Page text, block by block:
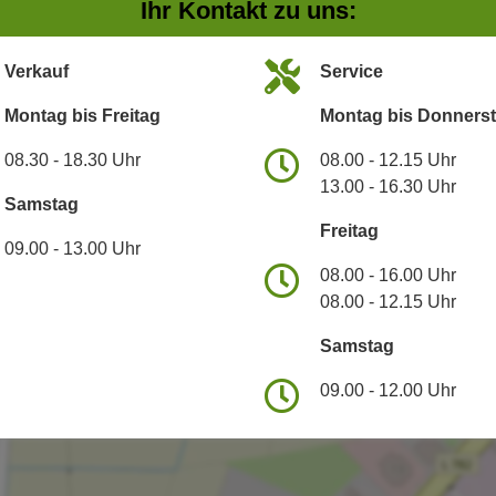
Ihr Kontakt zu uns:
Verkauf
Montag bis Freitag
08.30 - 18.30 Uhr
Samstag
09.00 - 13.00 Uhr
Service
Montag bis
08.00 - 12.15 Uhr
13.00 - 16.30 Uhr
Freitag
08.00 - 16.00 Uhr
08.00 - 12.15 Uhr
Samstag
09.00 - 12.00 Uhr